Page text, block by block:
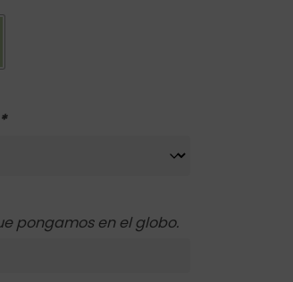
*
pongamos en el globo.